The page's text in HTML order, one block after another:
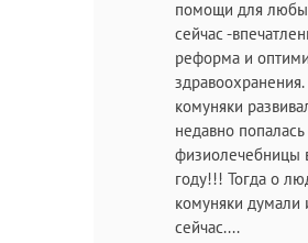
помощи для
сейчас -
реформа и
комуняки
недавно попалась
физиолечебницы
году!!! Тогда о
комуняки думали
сейчас....